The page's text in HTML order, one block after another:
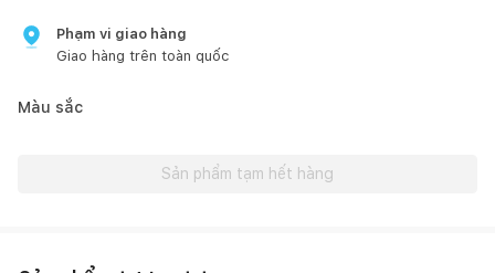
Phạm vi giao hàng
Giao hàng trên toàn quốc
Màu sắc
Sản phẩm tạm hết hàng